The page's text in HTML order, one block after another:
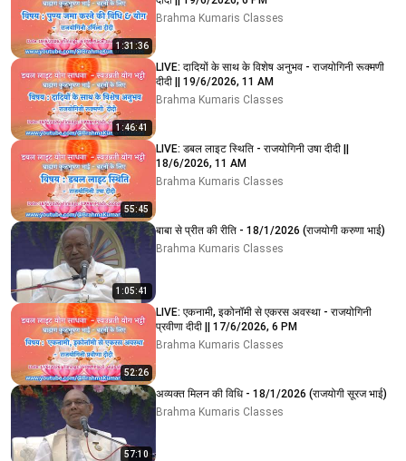
1:31:36
Brahma Kumaris Classes
1:46:41
LIVE: दादियों के साथ के विशेष अनुभव - राजयोगिनी रूक्मणी
दीदी || 19/6/2026, 11 AM
Brahma Kumaris Classes
55:45
LIVE: डबल लाइट स्थिति - राजयोगिनी उषा दीदी ||
18/6/2026, 11 AM
Brahma Kumaris Classes
1:05:41
बाबा से प्रीत की रीति - 18/1/2026 (राजयोगी करुणा भाई)
Brahma Kumaris Classes
52:26
LIVE: एकनामी, इकोनॉमी से एकरस अवस्था - राजयोगिनी
प्रवीणा दीदी || 17/6/2026, 6 PM
Brahma Kumaris Classes
57:10
अव्यक्त मिलन की विधि - 18/1/2026 (राजयोगी सूरज भाई)
Brahma Kumaris Classes